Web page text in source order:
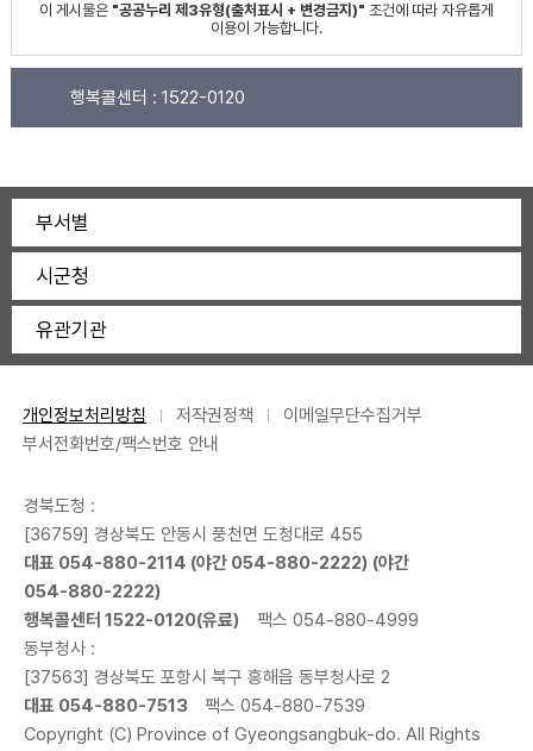
이 게시물은 "공공누리 제3유형(출처표시 + 변경금지)" 조건에 따라 자유롭게
이용이 가능합니다.
행복콜센터 : 1522-0120
부서별
시군청
유관기관
개인정보처리방침 저작권정책
이메일무단수집거부
부서전화번호/팩스번호 안내
경북도청 :
[36759] 경상북도 안동시 풍천면 도청대로 455
대표 054-880-2114 (야간 054-880-2222) (야간
054-880-2222)
행복콜센터 1522-0120(유료)
팩스 054-880-4999
동부청사 :
[37563] 경상북도 포항시 북구 흥해읍 동부청사로 2
대표 054-880-7513
팩스 054-880-7539
Copyright (C) Province of Gyeongsangbuk-do. All Rights